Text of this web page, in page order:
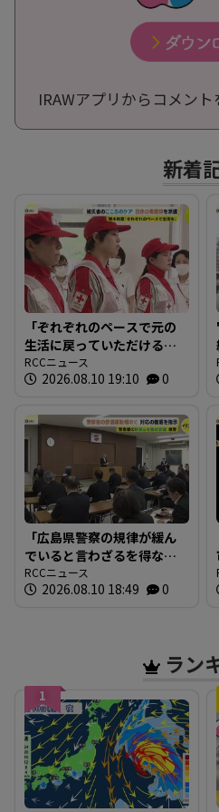
IRAWアプリからコメン
新着
「ぞれぞれのペースで元の
生活に戻っていただけるよ
うに」 熊本地震の被災者
ケアで広島から看護師を派
RCCニュース
2026.08.10 19:10 0
「広島県警察の規律が緩ん
でいると言わざるを得な
い」 相次ぐ警察官の飲酒
運転 緊急副署長・次長等
RCCニュース
2026.08.10 18:49 0
ラン
1